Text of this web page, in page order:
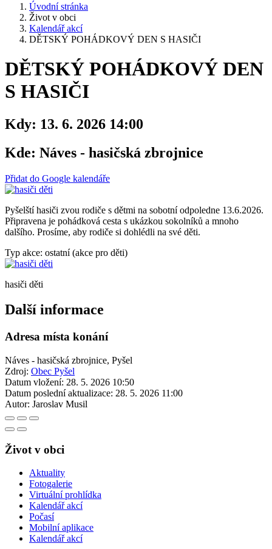
Úvodní stránka
Život v obci
Kalendář akcí
DĚTSKÝ POHÁDKOVÝ DEN S HASIČI
DĚTSKÝ POHÁDKOVÝ DEN
S HASIČI
Kdy: 13. 6. 2026 14:00
Kde: Náves - hasičská zbrojnice
Přidat do Google kalendáře
Pyšelští hasiči zvou rodiče s dětmi na sobotní odpoledne 13.6.2026.
Připravena je pohádková cesta s ukázkou sokolníků a mnoho
dalšího. Prosíme, aby rodiče si dohlédli na své děti.
Typ akce: ostatní (akce pro děti)
hasiči děti
Další informace
Adresa místa konání
Náves - hasičská zbrojnice, Pyšel
Zdroj: Obec Pyšel
Datum vložení: 28. 5. 2026 10:50
Datum poslední aktualizace: 28. 5. 2026 11:00
Autor: Jaroslav Musil
Život v obci
Aktuality
Fotogalerie
Virtuální prohlídka
Kalendář akcí
Počasí
Mobilní aplikace
Kalendář akcí